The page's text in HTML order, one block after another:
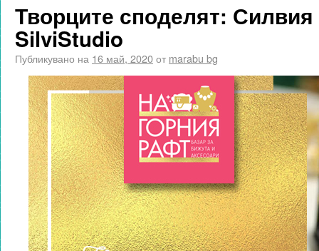
Творците споделят:
SilviStudio
Публикувано на 16 май, 2020от marabu bg